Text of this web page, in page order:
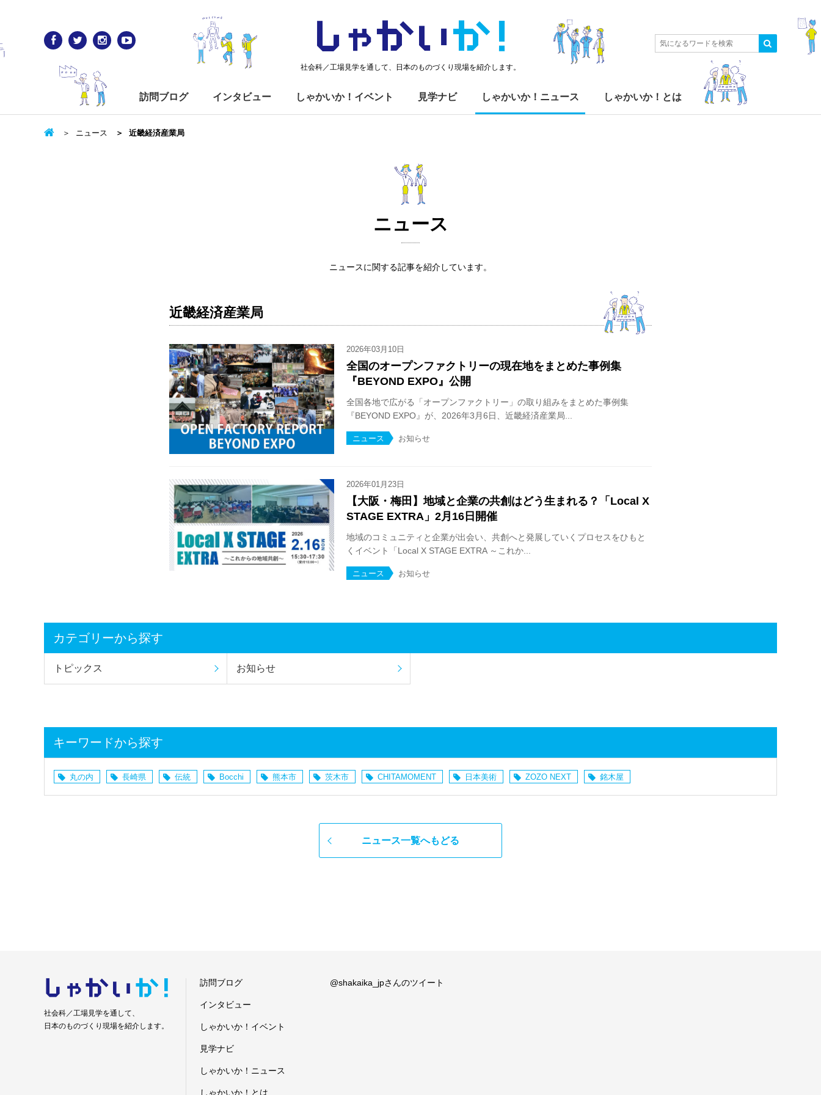
しゃかいか！
社会科／工場見学を通して、日本のものづくり現場を紹介します。
訪問ブログ インタビュー しゃかいか！イベント 見学ナビ しゃかいか！ニュース しゃかいか！とは
ニュース 近畿経済産業局
ニュース
ニュースに関する記事を紹介しています。
近畿経済産業局
2026年03月10日
全国のオープンファクトリーの現在地をまとめた事例集
『BEYOND EXPO』公開
全国各地で広がる「オープンファクトリー」の取り組みをまとめた事例集
『BEYOND EXPO』が、2026年3月6日、近畿経済産業局...
ニュース お知らせ
2026年01月23日
【大阪・梅田】地域と企業の共創はどう生まれる？「Local X
STAGE EXTRA」2月16日開催
地域のコミュニティと企業が出会い、共創へと発展していくプロセスをひもと
くイベント「Local X STAGE EXTRA ～これか...
ニュース お知らせ
カテゴリーから探す
トピックス お知らせ
キーワードから探す
丸の内 長崎県 伝統 Bocchi 熊本市 茨木市 CHITAMOMENT 日本美術 ZOZO NEXT 銘木屋
ニュース一覧へもどる
しゃかい か！
社会科／工場見学を通して、
日本のものづくり現場を紹介します。
訪問ブログ
インタビュー
しゃかいか！イベント
見学ナビ
しゃかいか！ニュース
しゃかいか！とは
@shakaika_jpさんのツイート